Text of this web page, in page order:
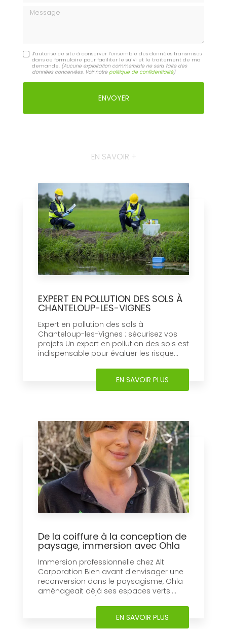
Message
J'autorise ce site à conserver l'ensemble des données transmises
dans ce formulaire pour faciliter le suivi et le traitement de ma
demande. (Aucune exploitation commerciale ne sera faite des
données concervées. Voir notrepolitique de confidentialité)
EN SAVOIR +
EXPERT EN POLLUTION DES SOLS À
CHANTELOUP-LES-VIGNES
Expert en pollution des sols à
Chanteloup-les-Vignes : sécurisez vos
projets Un expert en pollution des sols est
indispensable pour évaluer les risque...
EN SAVOIR PLUS
De la coiffure à la conception de
paysage, immersion avec Ohla
Immersion professionnelle chez Alt
Corporation Bien avant d'envisager une
reconversion dans le paysagisme, Ohla
aménageait déjà ses espaces verts....
EN SAVOIR PLUS